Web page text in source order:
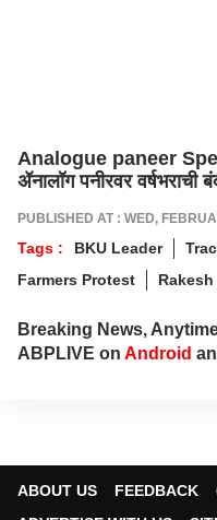
Analogue paneer
ॲनालॉग पनीरवर वर्षभराची
PUBLISHED AT : WED,
Tags : BKU Leader
Farmers Protest
Breaking News,
ABPLIVE on Android
ABOUT US FEEDBACK